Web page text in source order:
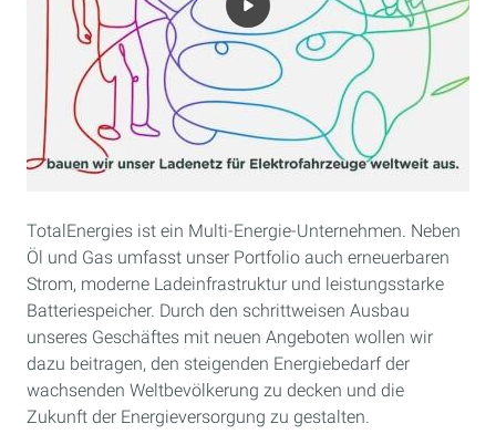
TotalEnergies ist ein Multi-Energie-Unternehmen. Neben
Öl und Gas umfasst unser Portfolio auch erneuerbaren
Strom, moderne Ladeinfrastruktur und leistungsstarke
Batteriespeicher. Durch den schrittweisen Ausbau
unseres Geschäftes mit neuen Angeboten wollen wir
dazu beitragen, den steigenden Energiebedarf der
wachsenden Weltbevölkerung zu decken und die
Zukunft der Energieversorgung zu gestalten.